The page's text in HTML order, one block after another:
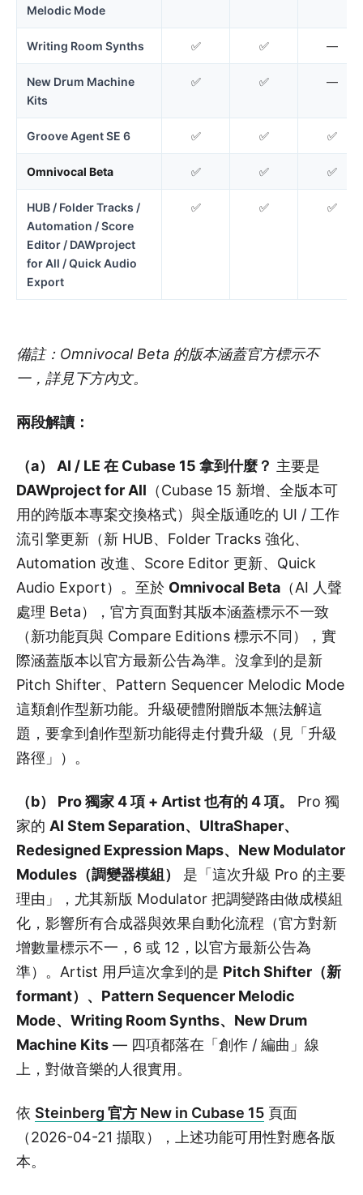
Melodic Mode
Writing Room Synths ✅ ✅ —
New Drum Machine
Kits
✅ ✅ —
Groove Agent SE 6 ✅ ✅ ✅
Omnivocal Beta ✅ ✅ ✅
HUB / Folder Tracks /
Automation / Score
Editor / DAWproject
for All / Quick Audio
Export
✅ ✅ ✅
備註：Omnivocal Beta 的版本涵蓋官方標示不
一，詳見下方內文。
兩段解讀：
（a） AI / LE 在 Cubase 15 拿到什麼？ 主要是
DAWproject for All （Cubase 15 新增、全版本可
用的跨版本專案交換格式）與全版通吃的 UI / 工作
流引擎更新（新 HUB、Folder Tracks 強化、
Automation 改進、Score Editor 更新、Quick
Audio Export）。至於 Omnivocal Beta （AI 人聲
處理 Beta），官方頁面對其版本涵蓋標示不一致
（新功能頁與 Compare Editions 標示不同），實
際涵蓋版本以官方最新公告為準。沒拿到的是新
Pitch Shifter、Pattern Sequencer Melodic Mode
這類創作型新功能。升級硬體附贈版本無法解這
題，要拿到創作型新功能得走付費升級（見「升級
路徑」）。
（b） Pro 獨家 4 項 + Artist 也有的 4 項。
Pro 獨
家的 AI Stem Separation、UltraShaper、
Redesigned Expression Maps、New Modulator
Modules（調變器模組）
是「這次升級 Pro 的主要
理由」，尤其新版 Modulator 把調變路由做成模組
化，影響所有合成器與效果自動化流程（官方對新
增數量標示不一，6 或 12，以官方最新公告為
準）。Artist 用戶這次拿到的是 Pitch Shifter（新
formant）、Pattern Sequencer Melodic
Mode、Writing Room Synths、New Drum
Machine Kits — 四項都落在「創作 / 編曲」線
上，對做音樂的人很實用。
依 Steinberg 官方 New in Cubase 15 頁面
（2026-04-21 擷取），上述功能可用性對應各版
本。